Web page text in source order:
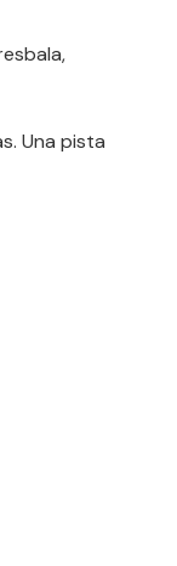
Una pista